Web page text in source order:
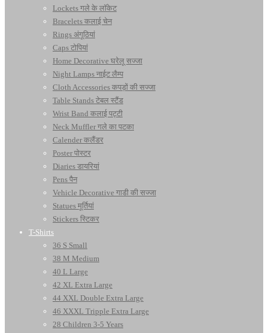
Lockets गले के लॉकेट
Bracelets कलाई चेन
Rings अंगूठियां
Caps टोपियां
Home Decorative घरेलू सज्जा
Night Lamps नाईट लैम्प
Cloth Accessories कपड़ों की सज्जा
Table Stands टेबल स्टैंड
Wrist Band कलाई पट्टी
Neck Muffler गले का पटका
Calender कलैंडर
Poster पोस्टर
Diaries डायरियां
Pens पैन
Vehicle Decorative गाडी की सज्जा
Statues मूर्तियां
Stickers स्टिकर
T-Shirts
36 S Small
38 M Medium
40 L Large
42 XL Extra Large
44 XXL Double Extra Large
46 XXXL Tripple Extra Large
28 Children 3-5 Years